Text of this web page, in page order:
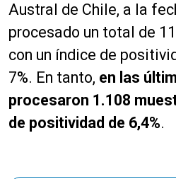
Austral de Chile, a la
procesado un total de
con un índice de
7%. En tanto, en las
procesaron 1.108
de positividad de 6,4%.